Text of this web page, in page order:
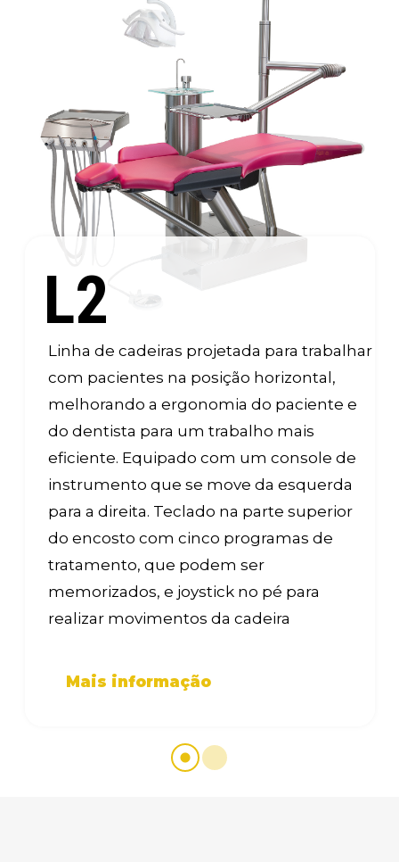
L2
Linha de cadeiras projetada para trabalhar
com pacientes na posição horizontal,
melhorando a ergonomia do paciente e
do dentista para um trabalho mais
eficiente. Equipado com um console de
instrumento que se move da esquerda
para a direita. Teclado na parte superior
do encosto com cinco programas de
tratamento, que podem ser
memorizados, e joystick no pé para
realizar movimentos da cadeira
Mais informação